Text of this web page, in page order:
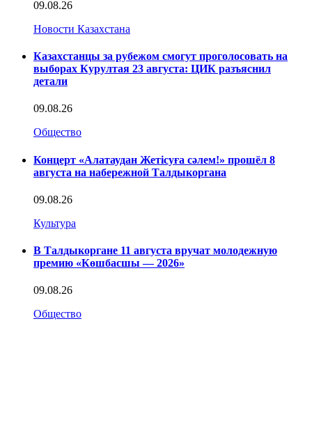
09.08.26
Новости Казахстана
Казахстанцы за рубежом смогут проголосовать на
выборах Курултая 23 августа: ЦИК разъяснил
детали
09.08.26
Общество
Концерт «Алатаудан Жетісуға сәлем!» прошёл 8
августа на набережной Талдыкоргана
09.08.26
Культура
В Талдыкоргане 11 августа вручат молодежную
премию «Көшбасшы — 2026»
09.08.26
Общество